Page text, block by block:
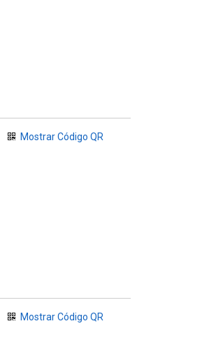
Mostrar Código QR
Mostrar Código QR